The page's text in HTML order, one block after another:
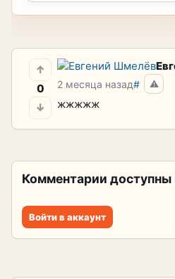
↑
0
↓
2 месяца назад# ⚠
жжжжж
Комментарии доступны
Войти в аккаунт